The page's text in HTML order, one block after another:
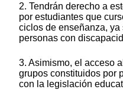
2. Tendrán derecho a
por estudiantes que
ciclos de enseñanza,
personas con
3. Asimismo, el acceso
grupos constituidos por
con la legislación